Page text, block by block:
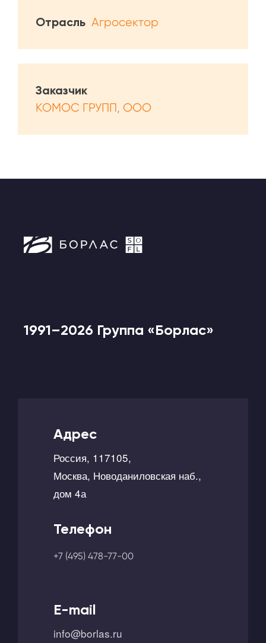
Отрасль Агросектор
Заказчик
КОМОС ГРУПП, ООО
1991–2026 Группа «Борлас»
Адрес
Россия, 117105,
Москва, Новоданиловская наб.,
дом 4а
Телефон
+7 (495) 478-77-00
E-mail
info@borlas.ru